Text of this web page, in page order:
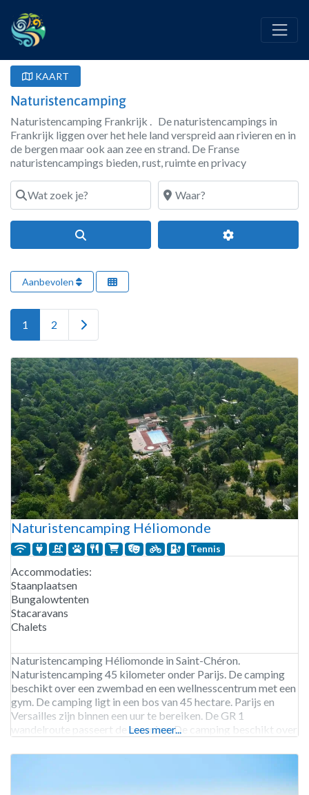
KAART
Naturistencamping
Naturistencamping Frankrijk . De naturistencampings in
Frankrijk liggen over het hele land verspreid aan rivieren en in
de bergen maar ook aan zee en strand. De Franse
naturistencampings bieden, rust, ruimte en privacy
Wat zoek je?
Waar?
Geavanceerde
Aanbevolen
1 2 Older posts
Naturistencamping Héliomonde
Tennis
Accommodaties:
Staanplaatsen
Bungalowtenten
Stacaravans
Chalets
Naturistencamping Héliomonde in Saint-Chéron.
Naturistencamping 45 kilometer onder Parijs. De camping
beschikt over een zwembad en een wellnesscentrum met een
gym. De camping ligt in een bos van 45 hectare. Parijs en
Versailles zijn binnen een uur te bereiken. De GR 1
wandelroute passeert de camping. De camping beschikt over
Lees meer...